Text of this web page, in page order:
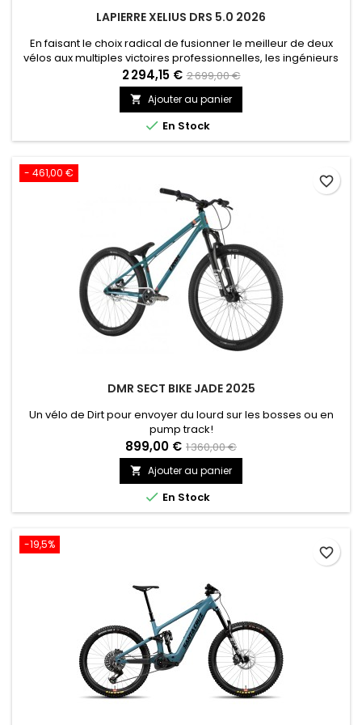
LAPIERRE XELIUS DRS 5.0 2026
En faisant le choix radical de fusionner le meilleur de deux
vélos aux multiples victoires professionnelles, les ingénieurs
Lapierre ont fait un choix fort. Pourtant, cette machine ne
saurait se réduire à la seule vitesse : ces nouvelles lignes
racées, son design épuré (notamment visible au niveau de
la fourche) offrent une toute nouvelle perspective....
2 294,15 € 2 699,00 €
 Ajouter au panier
 En Stock
- 461,00 €
DMR SECT BIKE JADE 2025
Un vélo de Dirt pour envoyer du lourd sur les bosses ou en
pump track!
899,00 € 1 360,00 €
 Ajouter au panier
 En Stock
favorite_border
-19,5%
favorite_border